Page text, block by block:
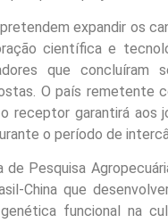
expandir os
científica e
que
O país remetente
receptor garantirá aos
o período de
de Pesquisa
que
funcional na